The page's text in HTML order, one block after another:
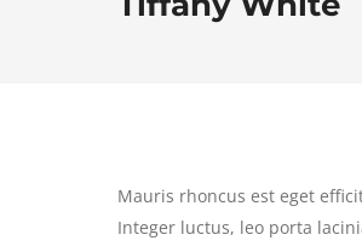
Mauris rhoncus est eget
Integer luctus, leo porta